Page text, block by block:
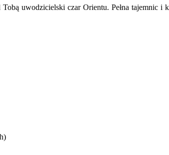
uwodzicielski czar Orientu. Pełna tajemnic i